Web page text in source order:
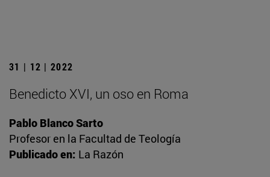
31 | 12 | 2022
Benedicto XVI, un oso en Roma
Pablo Blanco Sarto
Profesor en la Facultad de Teología
Publicado en: La Razón